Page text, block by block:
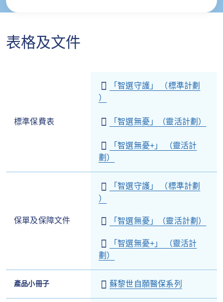
表格及文件
標準保費表
「智選守護」 （標準計劃
）
「智選無憂」（靈活計劃）
「智選無憂+」 （靈活計
劃）
保單及保障文件
「智選守護」 （標準計劃
）
「智選無憂」（靈活計劃）
「智選無憂+」 （靈活計
劃）
產品小冊子 蘇黎世自願醫保系列